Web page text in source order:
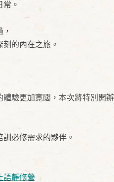
。
的內在之旅。
體驗更加寬闊，本次將特別開辦
必修需求的夥伴。
語靜修營